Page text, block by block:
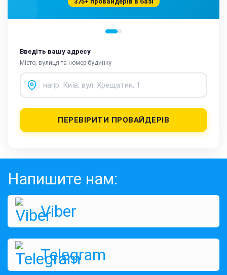
Введіть вашу адресу
Місто, вулиця та номер будинку
ПЕРЕВІРИТИ ПРОВАЙДЕРІВ
Напишите нам:
Viber
Telegram